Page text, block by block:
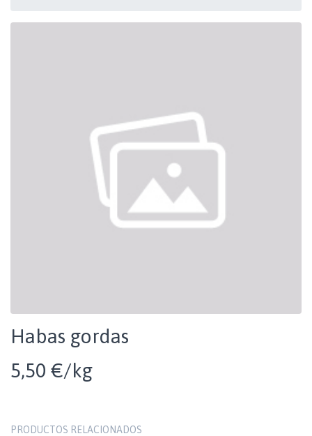
Habas gordas
5,50 €/kg
PRODUCTOS RELACIONADOS